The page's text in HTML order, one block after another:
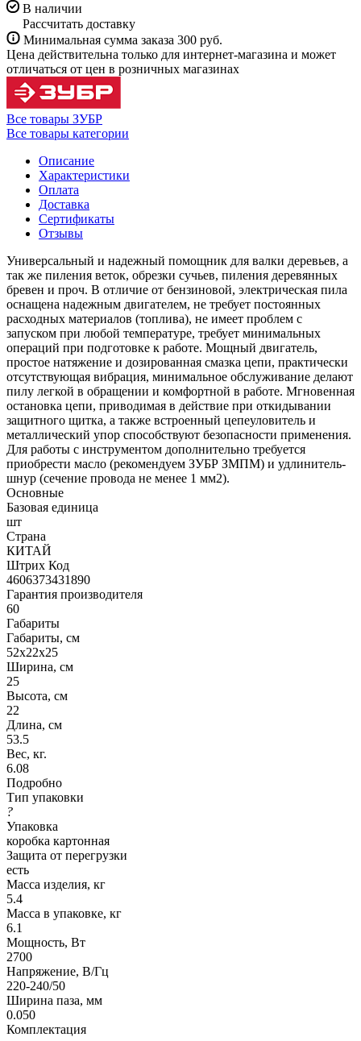
В наличии
Рассчитать доставку
Минимальная сумма заказа 300 руб.
Цена действительна только для интернет-магазина и может
отличаться от цен в розничных магазинах
Все товары ЗУБР
Все товары категории
Описание
Характеристики
Оплата
Доставка
Сертификаты
Отзывы
Универсальный и надежный помощник для валки деревьев, а
так же пиления веток, обрезки сучьев, пиления деревянных
бревен и проч. В отличие от бензиновой, электрическая пила
оснащена надежным двигателем, не требует постоянных
расходных материалов (топлива), не имеет проблем с
запуском при любой температуре, требует минимальных
операций при подготовке к работе. Мощный двигатель,
простое натяжение и дозированная смазка цепи, практически
отсутствующая вибрация, минимальное обслуживание делают
пилу легкой в обращении и комфортной в работе. Мгновенная
остановка цепи, приводимая в действие при откидывании
защитного щитка, а также встроенный цепеуловитель и
металлический упор способствуют безопасности применения.
Для работы с инструментом дополнительно требуется
приобрести масло (рекомендуем ЗУБР ЗМПМ) и удлинитель-
шнур (сечение провода не менее 1 мм2).
Основные
Базовая единица
шт
Страна
КИТАЙ
Штрих Код
4606373431890
Гарантия производителя
60
Габариты
Габариты, см
52х22х25
Ширина, см
25
Высота, см
22
Длина, см
53.5
Вес, кг.
6.08
Подробно
Тип упаковки
?
Упаковка
коробка картонная
Защита от перегрузки
есть
Масса изделия, кг
5.4
Масса в упаковке, кг
6.1
Мощность, Вт
2700
Напряжение, В/Гц
220-240/50
Ширина паза, мм
0.050
Комплектация